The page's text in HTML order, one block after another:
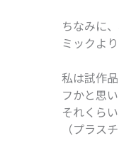
ちなみに
ミックよ
私は試作
フかと思
それくら
（プラス